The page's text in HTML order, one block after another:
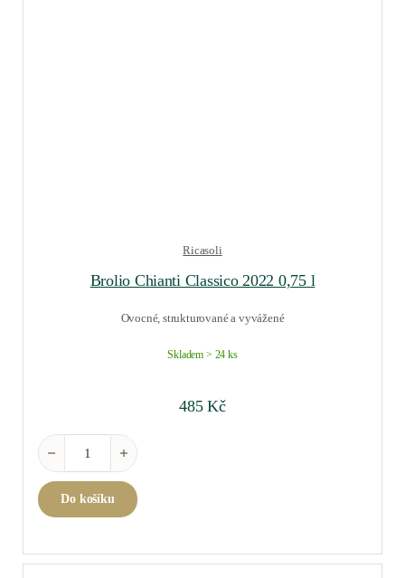
Ricasoli
Brolio Chianti Classico 2022 0,75 l
Ovocné, strukturované a vyvážené
Skladem > 24 ks
485Kč
Brolio Chianti Classico 2022 0,75 l množství
Do košíku